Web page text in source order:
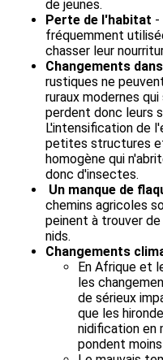
de jeunes.
Perte de l'habitat -
fréquemment
chasser leur
Changements
rustiques ne
ruraux modernes
perdent donc leurs
L'intensification de
petites structures
homogène qui
donc d'insectes.
Un manque de
chemins agricoles
peinent à trouver
nids.
Changements
En Afrique et
les
de sérieux
que les
nidification en
pondent